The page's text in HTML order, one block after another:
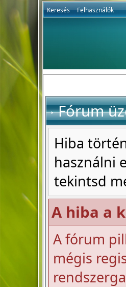
Keresés Felhasználók
Fórum
Hiba
használni
tekintsd
A hiba a
A fórum
mégis